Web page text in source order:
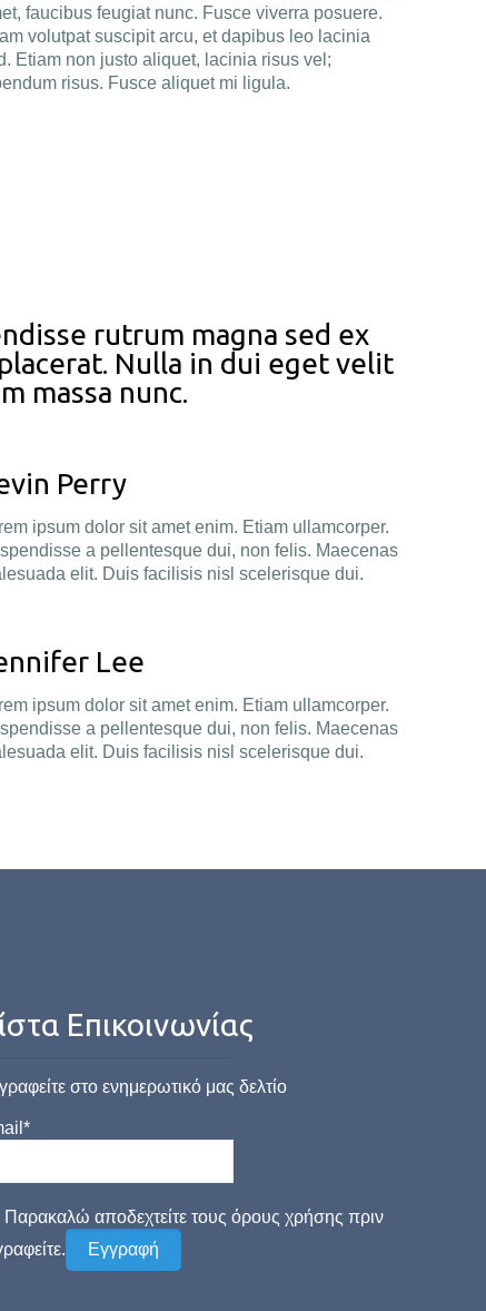
faucibus feugiat nunc. Fusce viverra posuere.
volutpat suscipit arcu, et dapibus leo lacinia
Etiam non justo aliquet, lacinia risus vel;
risus. Fusce aliquet mi ligula.
rutrum magna sed ex
Nulla in dui eget velit
massa nunc.
Perry
ipsum dolor sit amet enim. Etiam ullamcorper.
a pellentesque dui, non felis. Maecenas
elit. Duis facilisis nisl scelerisque dui.
Lee
ipsum dolor sit amet enim. Etiam ullamcorper.
a pellentesque dui, non felis. Maecenas
elit. Duis facilisis nisl scelerisque dui.
Επικοινωνίας
στο ενημερωτικό μας δελτίο
Παρακαλώ αποδεχτείτε τους όρους χρήσης πριν